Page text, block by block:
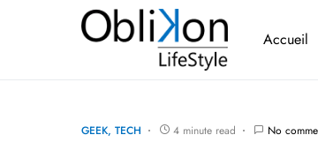
Accueil
GEEK TECH 4 minute read No